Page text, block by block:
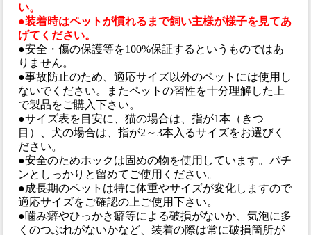
い。
●装着時はペットが慣れるまで飼い主様が様子を見てあ
げてください。
●安全・傷の保護等を100%保証するというものではあ
りません。
●事故防止のため、適応サイズ以外のペットには使用し
ないでください。またペットの習性を十分理解した上
で製品をご購入下さい。
●サイズ表を目安に、猫の場合は、指が1本（きつ
目）、犬の場合は、指が2～3本入るサイズをお選びく
ださい。
●安全のためホックは固めの物を使用しています。パチ
ンとしっかりと留めてご使用ください。
●成長期のペットは特に体重やサイズが変化しますので
適応サイズをご確認の上ご使用下さい。
●噛み癖やひっかき癖等による破損がないか、気泡に多
くのつぶれがないかなど、装着の際は常に破損箇所が